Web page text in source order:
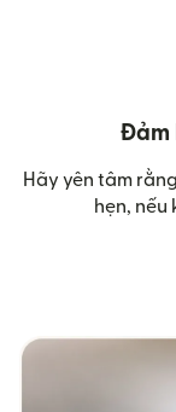
Đảm
Hãy yên tâm
hẹn, nếu